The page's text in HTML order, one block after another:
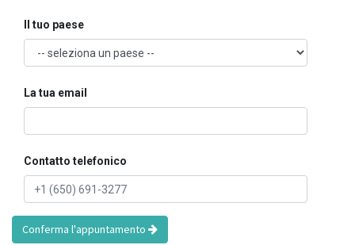
Il tuo paese
La tua email
Contatto telefonico
Conferma l'appuntamento